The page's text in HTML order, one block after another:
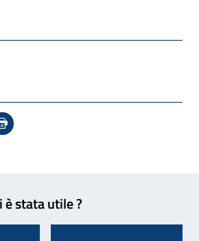
- Sito esterno - Apertura in
- Apertura in nuova finestra
apre il programma di posta
Stampa pagina: scelta meno
è stata utile ?